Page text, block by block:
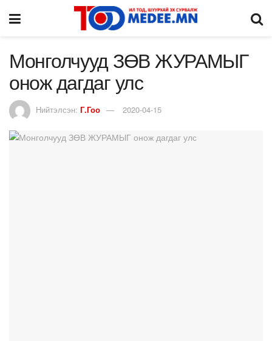
Монголчууд ЗӨВ ЖУРАМЫГ
онож дагдаг улс
Нийтэлсэн: Г.Гоо 2020-04-15